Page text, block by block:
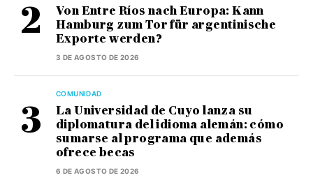
Von Entre Ríos nach Europa: Kann
Hamburg zum Tor für argentinische
Exporte werden?
3 DE AGOSTO DE 2026
COMUNIDAD
La Universidad de Cuyo lanza su
diplomatura del idioma alemán: cómo
sumarse al programa que además
ofrece becas
6 DE AGOSTO DE 2026